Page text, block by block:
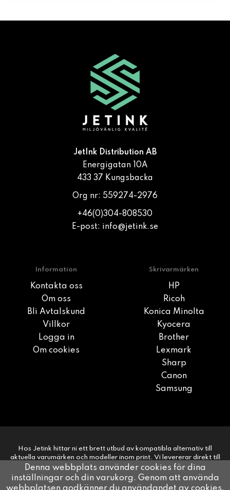
JetInk Distribution AB
Energigatan 10A
433 37 Kungsbacka
Org nr: 559274-2976
+46(0)304-808530
E-post: info@jetink.se
Information
Kontakta oss
Om oss
Bli Avtalskund
Villkor
Logga in
Om cookies
Skrivarmärken
HP
Ricoh
Konica Minolta
Kyocera
Brother
Lexmark
Sharp
Canon
Samsung
Hos Jetink hittar ni ett brett utbud av kompatibla alternativ till
aktuella varumärken och modeller inom print. Vi levererar direkt till
era kunder på 1-2 dagar. Snabbt, smidigt, enkelt.
Denna webbplats använder cookies för dina
inställningar och din varukorg. Genom att använda